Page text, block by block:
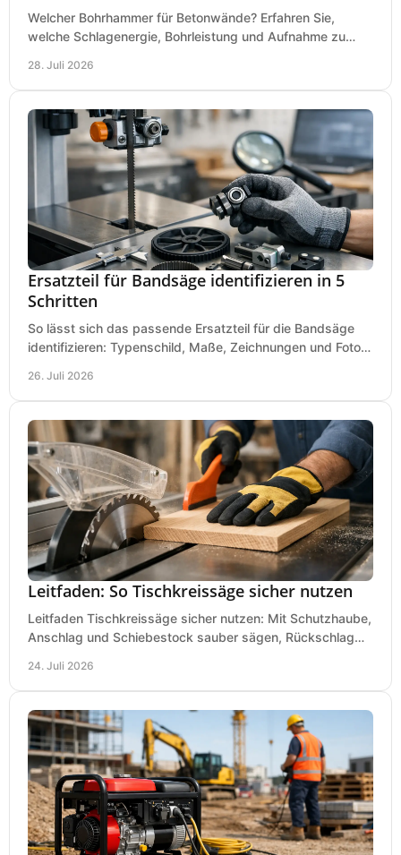
Welcher Bohrhammer für Betonwände? Erfahren Sie,
welche Schlagenergie, Bohrleistung und Aufnahme zu
28. Juli 2026
Ersatzteil für Bandsäge identifizieren in 5
Schritten
So lässt sich das passende Ersatzteil für die Bandsäge
identifizieren: Typenschild, Maße, Zeichnungen und Fotos
26. Juli 2026
Leitfaden: So Tischkreissäge sicher nutzen
Leitfaden Tischkreissäge sicher nutzen: Mit Schutzhaube,
Anschlag und Schiebestock sauber sägen, Rückschlag
24. Juli 2026